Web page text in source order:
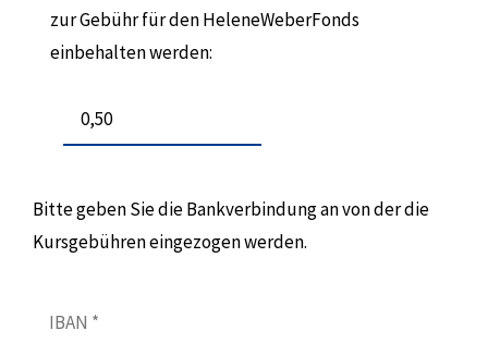
zur Gebühr für den HeleneWeberFonds
einbehalten werden:
Bitte geben Sie die Bankverbindung an von der die
Kursgebühren eingezogen werden.